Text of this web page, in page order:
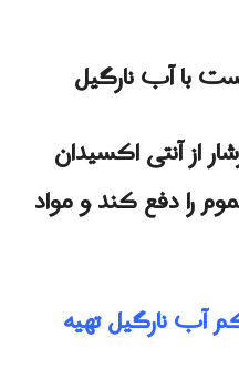
با آب نارگیل
از آنتی اکسیدان
را دفع کند و مواد
نارگیل تهیه